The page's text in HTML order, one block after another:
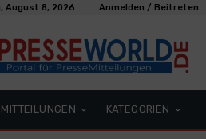
August 8, 2026 Anmelden / Beitreten
KATEGORIEN